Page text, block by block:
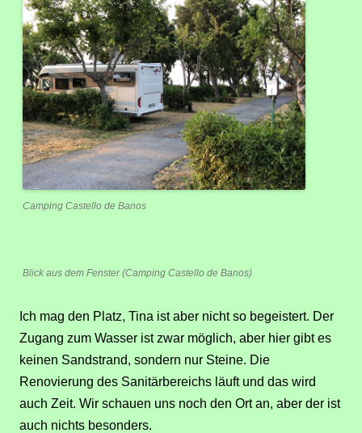
Camping Castello de Banos
Blick aus dem Fenster (Camping Castello de Banos)
Ich mag den Platz, Tina ist aber nicht so begeistert. Der
Zugang zum Wasser ist zwar möglich, aber hier gibt es
keinen Sandstrand, sondern nur Steine. Die
Renovierung des Sanitärbereichs läuft und das wird
auch Zeit. Wir schauen uns noch den Ort an, aber der ist
auch nichts besonders.